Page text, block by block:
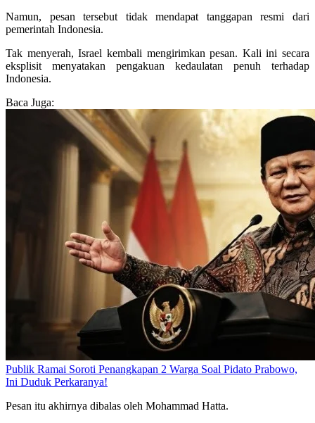
Namun, pesan tersebut tidak mendapat tanggapan resmi dari
pemerintah Indonesia.
Tak menyerah, Israel kembali mengirimkan pesan. Kali ini secara
eksplisit menyatakan pengakuan kedaulatan penuh terhadap
Indonesia.
Baca Juga:
Publik Ramai Soroti Penangkapan 2 Warga Soal Pidato Prabowo,
Ini Duduk Perkaranya!
Pesan itu akhirnya dibalas oleh Mohammad Hatta.